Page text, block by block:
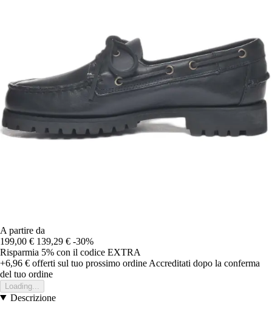
A partire da
199,00 € 139,29 € -30%
Risparmia 5% con il codice EXTRA
+6,96 € offerti sul tuo prossimo ordine Accreditati dopo la conferma
del tuo ordine
Loading...
Descrizione